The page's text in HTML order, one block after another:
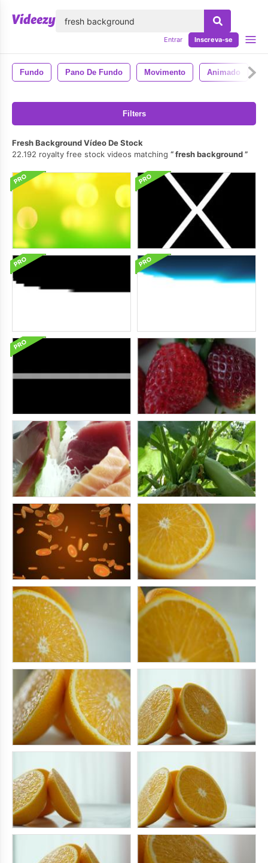
Entrar Inscreva-se
Fundo Pano De Fundo Movimento Animado
Filters
Fresh Background Vídeo De Stock
22.192 royalty free stock videos matching
fresh background